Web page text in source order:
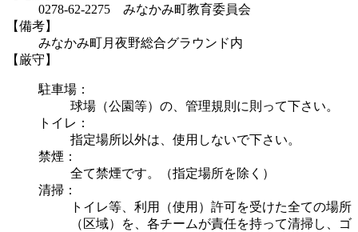
0278-62-2275 みなかみ町教育委員会
【備考】
みなかみ町月夜野総合グラウンド内
【厳守】
駐車場：
球場（公園等）の、管理規則に則って下さい。
トイレ：
指定場所以外は、使用しないで下さい。
禁煙：
全て禁煙です。（指定場所を除く）
清掃：
トイレ等、利用（使用）許可を受けた全ての場所
（区域）を、各チームが責任を持って清掃し、ゴ